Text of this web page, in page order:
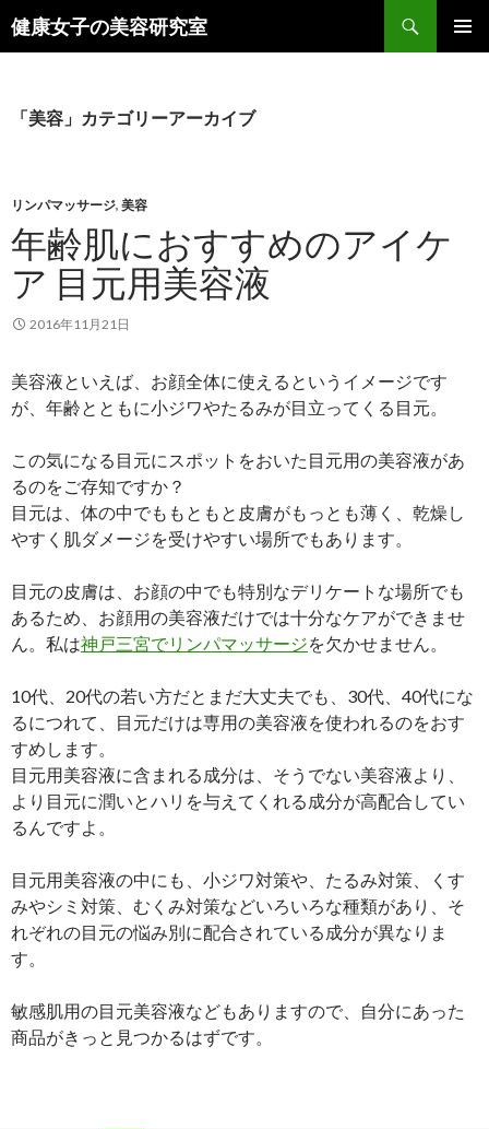
健康女子の美容研究室
索
ン
キ
ッ
プ
「美容」カテゴリーアーカイブ
リンパマッサージ, 美容
年齢肌におすすめのアイケ
ア 目元用美容液
2016年11月21日
美容液といえば、お顔全体に使えるというイメージです
が、年齢とともに小ジワやたるみが目立ってくる目元。
この気になる目元にスポットをおいた目元用の美容液があ
るのをご存知ですか？
目元は、体の中でももともと皮膚がもっとも薄く、乾燥し
やすく肌ダメージを受けやすい場所でもあります。
目元の皮膚は、お顔の中でも特別なデリケートな場所でも
あるため、お顔用の美容液だけでは十分なケアができませ
ん。私は神戸三宮でリンパマッサージを欠かせません。
10代、20代の若い方だとまだ大丈夫でも、30代、40代にな
るにつれて、目元だけは専用の美容液を使われるのをおす
すめします。
目元用美容液に含まれる成分は、そうでない美容液より、
より目元に潤いとハリを与えてくれる成分が高配合してい
るんですよ。
目元用美容液の中にも、小ジワ対策や、たるみ対策、くす
みやシミ対策、むくみ対策などいろいろな種類があり、そ
れぞれの目元の悩み別に配合されている成分が異なりま
す。
敏感肌用の目元美容液などもありますので、自分にあった
商品がきっと見つかるはずです。